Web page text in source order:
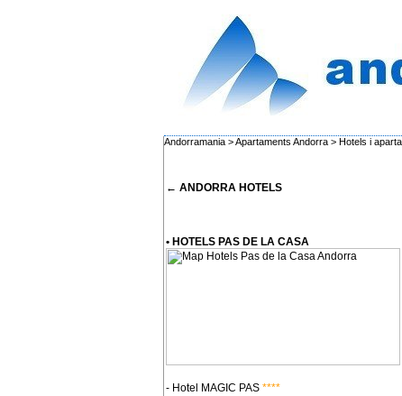
Andorramania >Apartaments Andorra > Hotels i
← ANDORRA HOTELS
• HOTELS PAS DE LA CASA
- Hotel MAGIC PAS ****